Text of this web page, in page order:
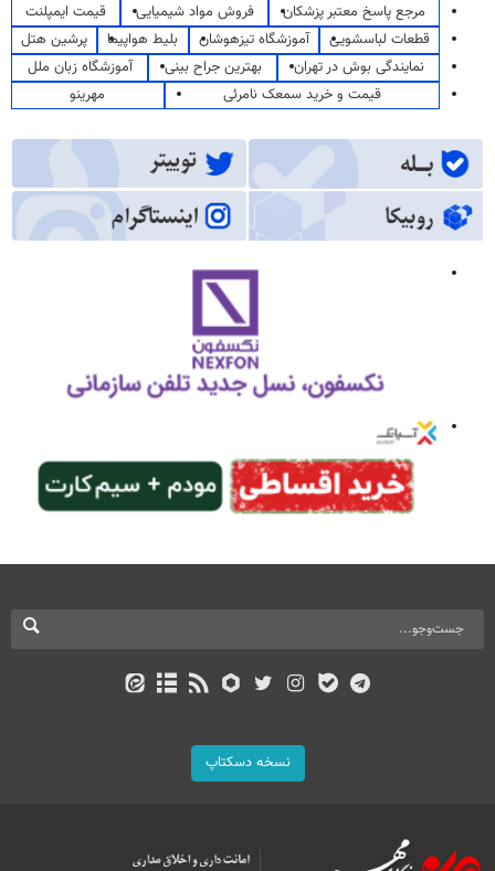
مرجع پاسخ معتبر پزشکان
فروش مواد شیمیایی
قیمت ایمپلنت
قطعات لباسشویی
آموزشگاه تیزهوشان بلیط هواپیما
پرشین هتل
نمایندگی بوش در تهران
بهترین جراح بینی
آموزشگاه زبان ملل
قیمت و خرید سمعک نامرئی
مهرینو
نسخه دسکتاپ